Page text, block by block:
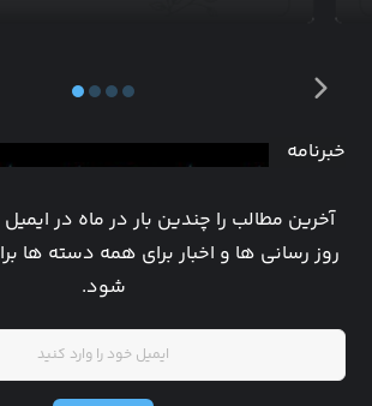
خبرنامه
آخرین مطالب را چندین بار در ماه در
روز رسانی ها و اخبار برای همه دسته ها
شود.